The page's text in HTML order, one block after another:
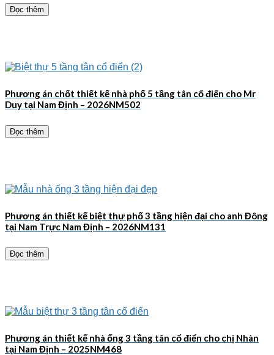
Đọc thêm
Phương án chốt thiết kế nhà phố 5 tầng tân cổ điển cho Mr
Duy tại Nam Định – 2026NM502
Đọc thêm
Phương án thiết kế biệt thự phố 3 tầng hiện đại cho anh Đông
tại Nam Trực Nam Định – 2026NM131
Đọc thêm
Phương án thiết kế nhà ống 3 tầng tân cổ điển cho chị Nhàn
tại Nam Định – 2025NM468